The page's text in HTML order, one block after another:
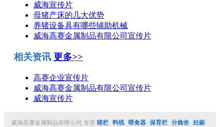
威海宣传片
母猪产床的几大优势
养猪设备具有哪些辅助机械
威海高赛金属制品有限公司宣传片
相关资讯 更多>>
高赛企业宣传片
威海高赛金属制品有限公司宣传片
威海宣传片
威海高赛金属制品有限公司,专营猪栏 料线 喂食器 保育栏 分娩舍 妊娠